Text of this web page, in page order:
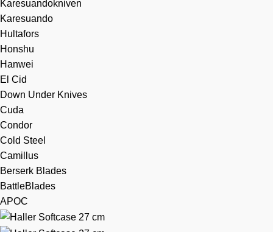
Karesuandokniven
Karesuando
Hultafors
Honshu
Hanwei
El Cid
Down Under Knives
Cuda
Condor
Cold Steel
Camillus
Berserk Blades
BattleBlades
APOC